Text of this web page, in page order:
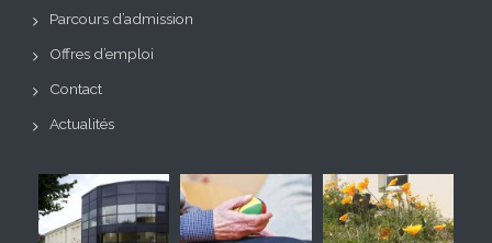
Parcours d’admission
Offres d’emploi
Contact
Actualités